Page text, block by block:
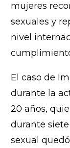
mujeres
sexuales y
nivel
El caso de
durante la
20 años,
durante
sexual